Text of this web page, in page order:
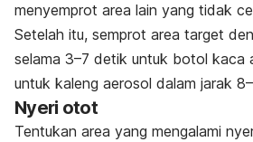
menyemprot area lain yang tidak
Setelah itu, semprot area target
selama 3–7 detik untuk botol kaca
untuk kaleng aerosol dalam jarak
Nyeri otot
Tentukan area yang mengalami